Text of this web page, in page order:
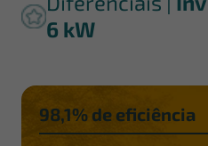
6 kW
98,1% de eficiência